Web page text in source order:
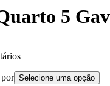
5
Selecione uma opção